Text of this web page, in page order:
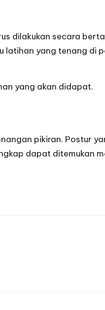
dilakukan secara
yang tenang di
yang akan didapat.
pikiran. Postur
dapat ditemukan